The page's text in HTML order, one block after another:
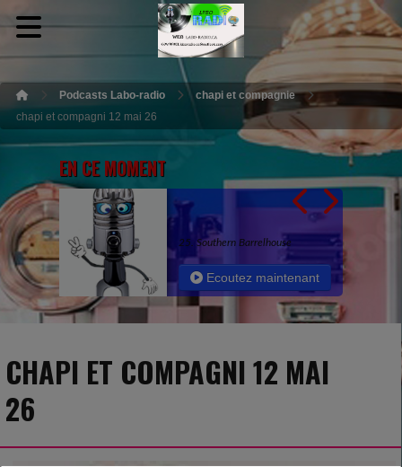
Podcasts Labo-radio
chapi et compagnie
chapi et compagni 12 mai 26
EN CE MOMENT
25. Southern Barrelhouse
Ecoutez maintenant
CHAPI ET COMPAGNI 12 MAI
26